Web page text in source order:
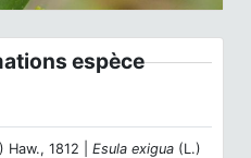
espèce
Haw., 1812 | Esula exigua (L.)